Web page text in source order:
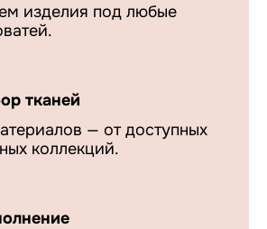
изделия под любые
тканей
— от доступных
коллекций.